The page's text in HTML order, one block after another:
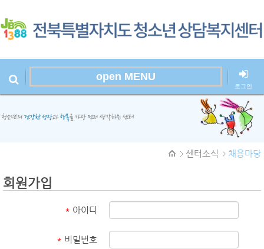
open MENU
로그인
센터소식
채용마당
회원가입
* 아이디
* 비밀번호